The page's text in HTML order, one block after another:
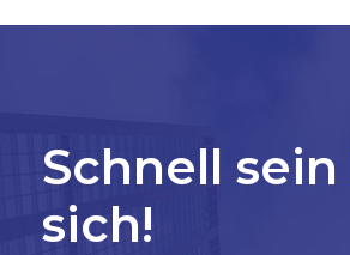
Schnell
sich!